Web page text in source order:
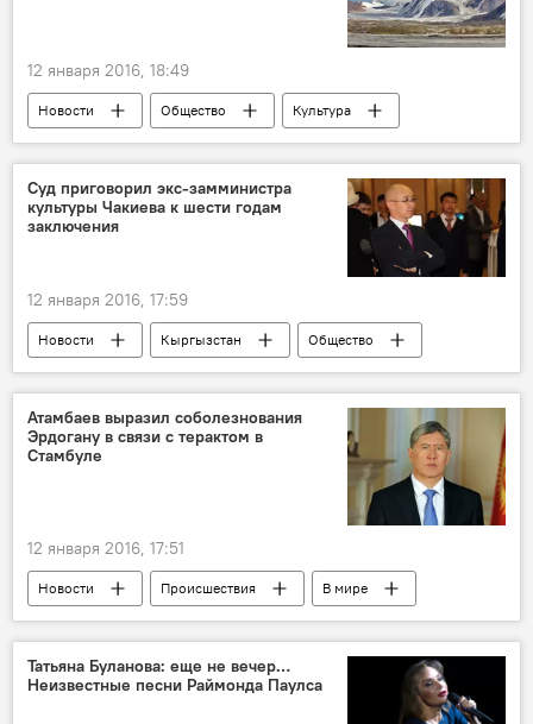
12 января 2016, 18:49
Новости Общество
Культура
В мире
Джек Лондон
горы
природа
писатель Кыргызстан
Суд приговорил экс-замминистра
культуры Чакиева к шести годам
заключения
12 января 2016, 17:59
Новости Кыргызстан
Общество
Задержание замминистра культуры Максата Чакиева за взятку
Максат Чакиев
Таалайбек Курманалиев
суд
решение апелляция
Атамбаев выразил соболезнования
Эрдогану в связи с терактом в
Стамбуле
12 января 2016, 17:51
Новости Происшествия
В мире
Взрыв в центре Стамбула
Стамбул
Алмазбек Атамбаев
Реджеп Тайип Эрдоган
взрыв
соболезнование
Татьяна Буланова: еще не вечер…
Неизвестные песни Раймонда Паулса